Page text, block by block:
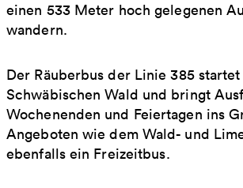
einen 533 Meter hoch gelegenen
wandern.
Der Räuberbus der Linie 385
Schwäbischen Wald und bringt
Wochenenden und Feiertagen ins
Angeboten wie dem Wald- und
ebenfalls ein Freizeitbus.